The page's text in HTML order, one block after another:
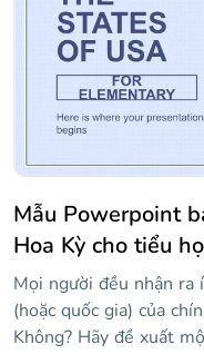
Mẫu Powerpoint
Hoa Kỳ cho tiểu
Mọi người đều nhận ra
(hoặc quốc gia) của
Không? Hãy đề xuất